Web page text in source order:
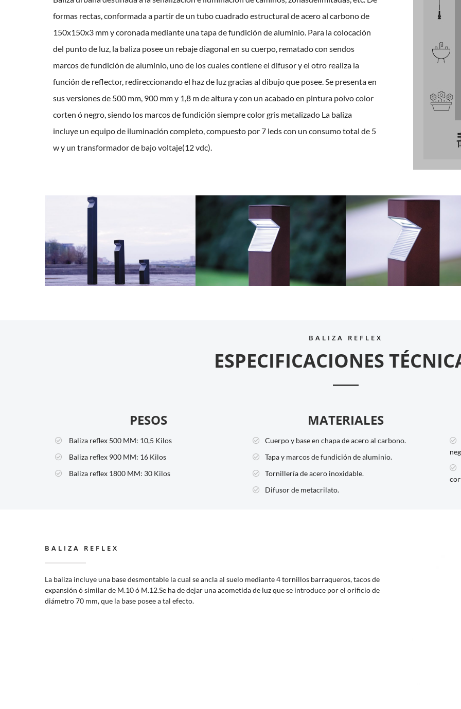
formas rectas, conformada a partir de un tubo cuadrado estructural de acero al carbono de
150x150x3 mm y coronada mediante una tapa de fundición de aluminio. Para la colocación
del punto de luz, la baliza posee un rebaje diagonal en su cuerpo, rematado con sendos
marcos de fundición de aluminio, uno de los cuales contiene el difusor y el otro realiza la
función de reflector, redireccionando el haz de luz gracias al dibujo que posee. Se presenta en
sus versiones de 500 mm, 900 mm y 1,8 m de altura y con un acabado en pintura polvo color
corten ó negro, siendo los marcos de fundición siempre color gris metalizado La baliza
incluye un equipo de iluminación completo, compuesto por 7 leds con un consumo total de 5
w y un transformador de bajo voltaje(12 vdc).
BALIZA REFLEX
ESPECIFICACIONES
PESOS
Baliza reflex 500 MM: 10,5 Kilos
Baliza reflex 900 MM: 16 Kilos
Baliza reflex 1800 MM: 30 Kilos
MATERIALES
Cuerpo y base en chapa de acero al carbono.
Tapa y marcos de fundición de aluminio.
Tornillería de acero inoxidable.
Difusor de metacrilato.
BALIZA REFLEX
La baliza incluye una base desmontable la cual se ancla al suelo mediante 4 tornillos barraqueros, tacos de
expansión ó similar de M.10 ó M.12.Se ha de dejar una acometida de luz que se introduce por el orificio de
diámetro 70 mm, que la base posee a tal efecto.